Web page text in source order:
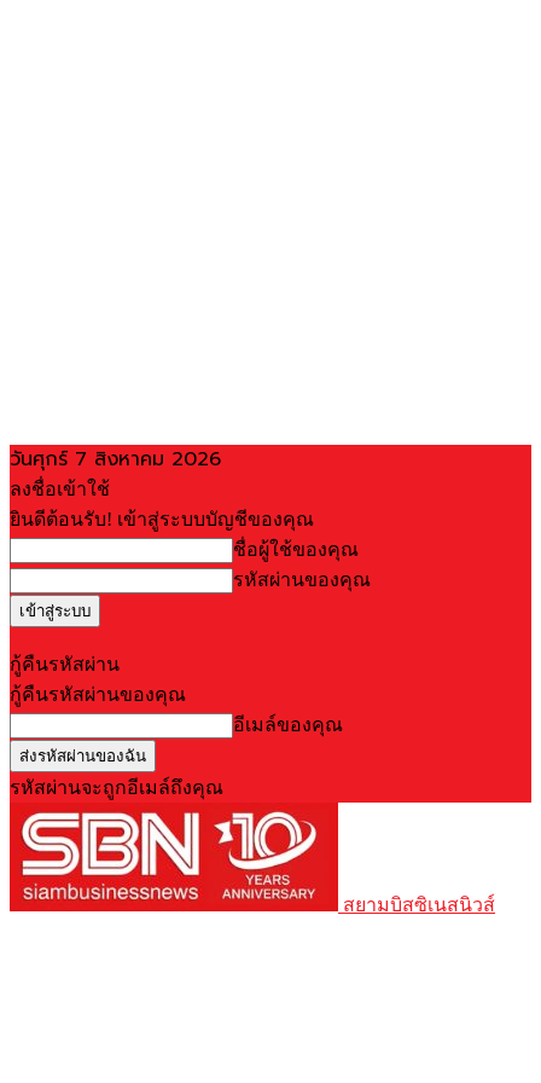
วันศุกร์ 7 สิงหาคม 2026
ลงชื่อเข้าใช้
ยินดีต้อนรับ! เข้าสู่ระบบบัญชีของคุณ
ชื่อผู้ใช้ของคุณ
รหัสผ่านของคุณ
กู้คืนรหัสผ่าน
กู้คืนรหัสผ่านของคุณ
อีเมล์ของคุณ
รหัสผ่านจะถูกอีเมล์ถึงคุณ
สยามบิสซิเนสนิวส์